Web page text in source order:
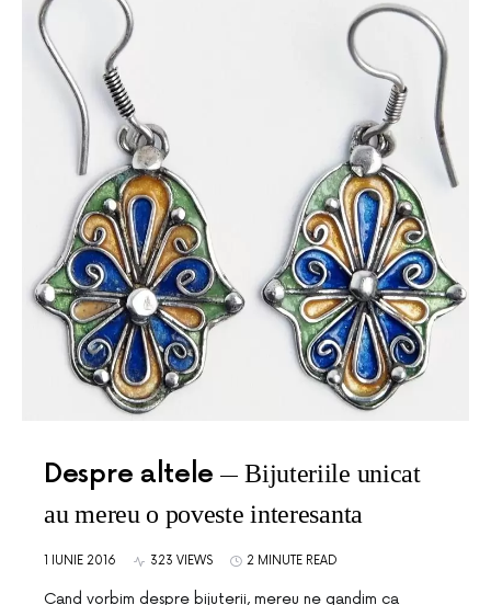
Despre altele
Bijuteriile unicat
au mereu o poveste interesanta
1 IUNIE 2016 323 VIEWS 2 MINUTE READ
Cand vorbim despre bijuterii, mereu ne gandim ca